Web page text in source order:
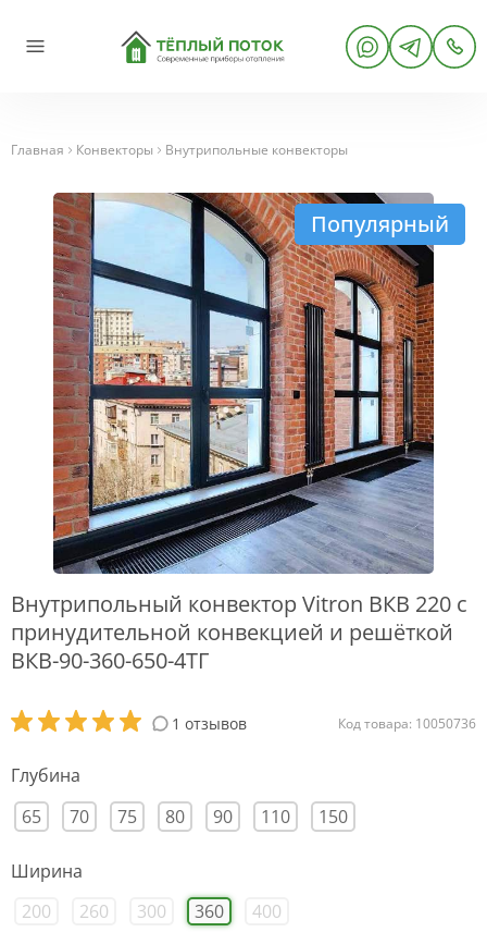
Главная Конвекторы Внутрипольные конвекторы
Популярный
Внутрипольный конвектор Vitron ВКВ 220 с
принудительной конвекцией и решёткой
ВКВ-90-360-650-4ТГ
1 отзывов Код товара: 10050736
Глубина
65
70 75 80 90 110 150
Ширина
200
260 300 360 400